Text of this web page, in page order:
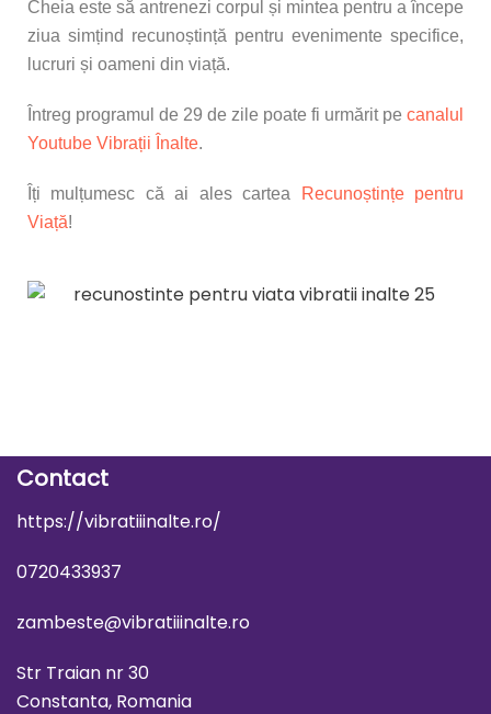
Cheia este să antrenezi corpul și mintea pentru a începe
ziua simțind recunoștință pentru evenimente specifice,
lucruri și oameni din viață.
Întreg programul de 29 de zile poate fi urmărit pe canalul
Youtube Vibrații Înalte.
Îți mulțumesc că ai ales cartea
Recunoștințe pentru
Viață!
Contact
https://vibratiiinalte.ro/
0720433937
zambeste@vibratiiinalte.ro
Str Traian nr 30
Constanta, Romania